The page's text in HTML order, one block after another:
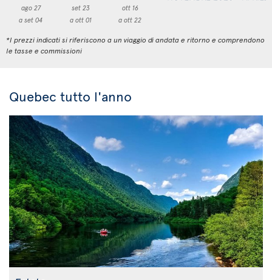
ago 27
a set 04
set 23
a ott 01
ott 16
a ott 22
*I prezzi indicati si riferiscono a un viaggio di andata e ritorno e comprendono
le tasse e commissioni
Quebec tutto l'anno